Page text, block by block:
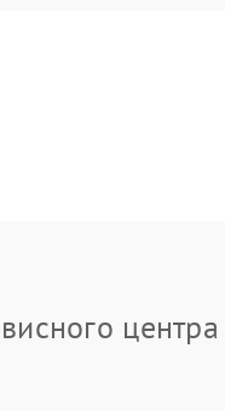
центра